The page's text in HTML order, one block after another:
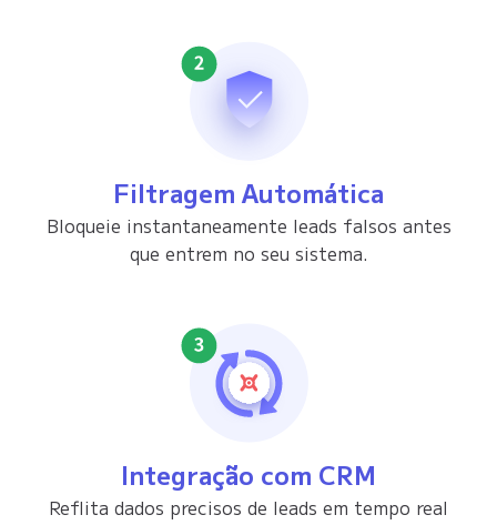
Filtragem Automática
Bloqueie instantaneamente leads falsos antes
que entrem no seu sistema.
Integração com CRM
Reflita dados precisos de leads em tempo real